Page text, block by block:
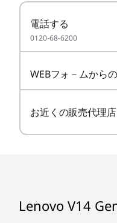
ることができ、安
ッド プラットフォ
暗号化と、電源ボ
により、安全な
に、セキュリティ
APU内蔵(AMD
Radeon™ 680M グラフ
ディスプレイ*
14.0型 FHD IPS液晶
インターフェース
USB Type-C 3.2 Gen2
ワイヤレスWAN
電話する
0120-68-6200
WEBフォ－ムから
お近くの販売代理
Lenovo V14